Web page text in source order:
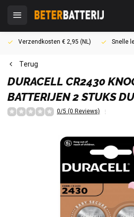
Verzendkosten € 2,95 (NL) Snelle
Terug
DURACELL CR2430
BATTERIJEN 2 STUKS
0/5 (0 Reviews)